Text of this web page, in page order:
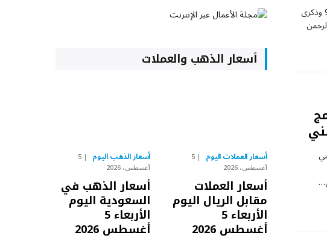
تزامنًا مع الاحتفال باليوم الوطني للمملكة العربية السعودية الـ 91 وذكرى
أسعار الذهب والعملات
أسعار العملات اليوم 5
أغسطس، 2026
أسعار العملات
مقابل الريال اليوم
الأربعاء 5
أغسطس 2026
أسعار الذهب اليوم 5
أغسطس، 2026
أسعار الذهب في
السعودية اليوم
الأربعاء 5
أغسطس 2026